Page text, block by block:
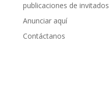
publicaciones de invitados
Anunciar aquí
Contáctanos